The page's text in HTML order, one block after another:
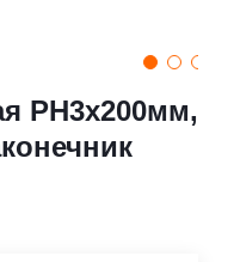
PH3x200мм,